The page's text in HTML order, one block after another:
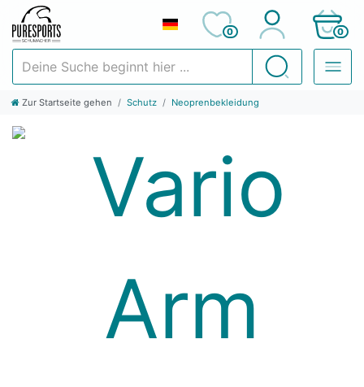
Suchen
0 0
Zur Startseite gehen Schutz Neoprenbekleidung